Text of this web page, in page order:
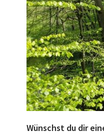
Wünschst du dir